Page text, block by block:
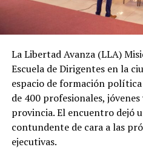
La Libertad Avanza (LLA)
Escuela de Dirigentes en la
espacio de formación
de 400 profesionales,
provincia. El encuentro dejó
contundente de cara a las
ejecutivas.